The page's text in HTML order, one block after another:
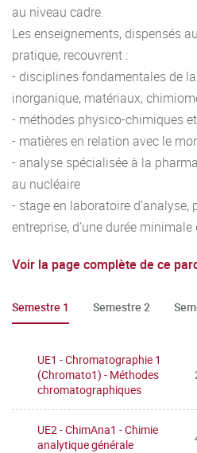
au niveau cadre.
Les enseignements, dispensés
pratique, recouvrent :
- disciplines fondamentales de
inorganique, matériaux,
- méthodes physico-chimiques
- matières en relation avec le
- analyse spécialisée à la
au nucléaire
- stage en laboratoire d’analyse,
entreprise, d’une durée
Voir la page complète de ce
Semestre 1 Semestre 2
UE1 - Chromatographie 1
(Chromato1) - Méthodes
chromatographiques
UE2 - ChimAna1 - Chimie
analytique générale